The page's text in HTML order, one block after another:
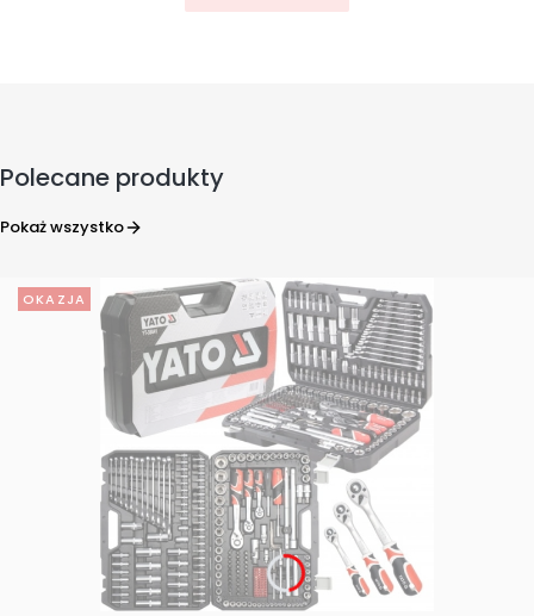
Polecane produkty
Pokaż wszystko
OKAZJA